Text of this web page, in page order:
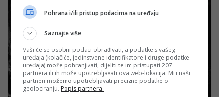
Pohrana i/ili pristup podacima na uređaju
Saznajte više
Vaši će se osobni podaci obrađivati, a podatke s vašeg
uređaja (kolačiće, jedinstvene identifikatore i druge podatke
uređaja) može pohranjivati, dijeliti te im pristupati 207
partnera ili ih može upotrebljavati ova web-lokacija. Mi i naši
partneri možemo upotrebljavati precizne podatke o
geolociranju. Popis partnera.